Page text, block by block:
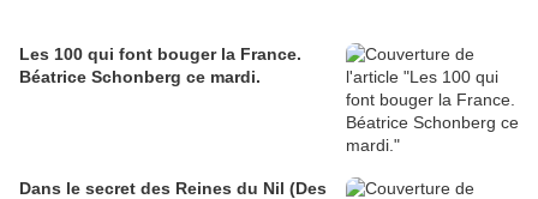
Les 100 qui font bouger la France.
Béatrice Schonberg ce mardi.
Dans le secret des Reines du Nil (Des